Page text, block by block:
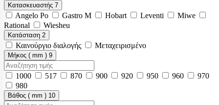
Κατασκευαστής 7
Angelo Po Gastro M Hobart Leventi
Miwe
Rational
Wiesheu
Κατάσταση 2
Καινούργιο διαλογής Μεταχειρισμένο
Μήκος ( mm ) 9
1000 517 870 900 920 950 960
970
980
Βάθος ( mm ) 10